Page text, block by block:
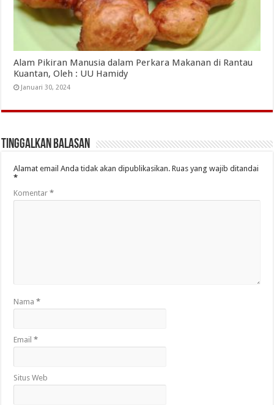
Alam Pikiran Manusia dalam Perkara Makanan di Rantau
Kuantan, Oleh : UU Hamidy
Januari 30, 2024
Tinggalkan Balasan
Alamat email Anda tidak akan dipublikasikan. Ruas yang wajib ditandai
*
Komentar*
Nama*
Email*
Situs Web